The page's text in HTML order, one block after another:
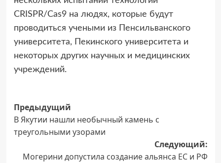
CRISPR/Cas9 на людях, которые будут
проводиться учеными из Пенсильванского
университета, Пекинского университета и
некоторых других научных и медицинских
учреждений.
Навигация
записи
Предыдущий
В Якутии нашли необычный камень с
треугольными узорами
Следующий:
Могерини допустила создание альянса ЕС и РФ